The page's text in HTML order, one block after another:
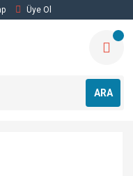
Üye Ol
ARA